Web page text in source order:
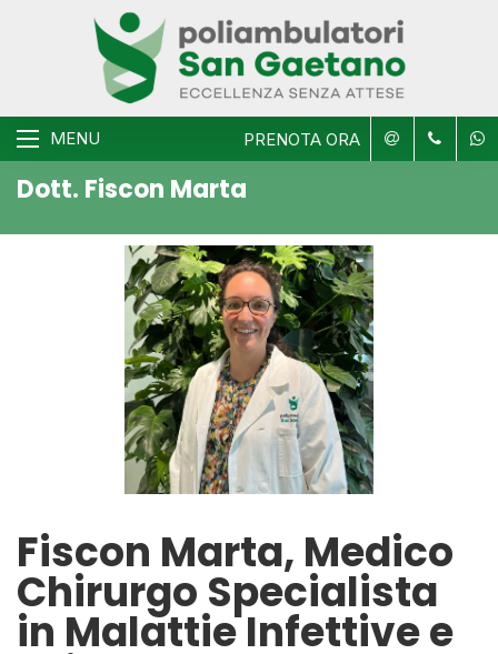
Dott. Fiscon Marta
Fiscon Marta, Medico
Chirurgo Specialista
in Malattie Infettive e
MENU PRENOTA ORA